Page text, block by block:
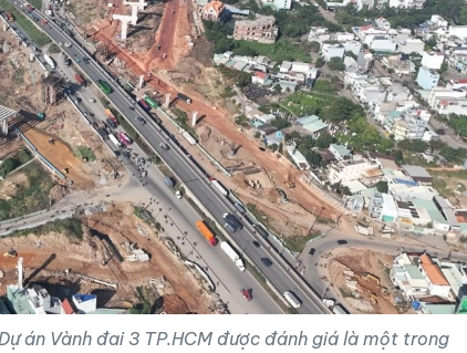
án Vành đai 3 TP.HCM được đánh giá là một trong